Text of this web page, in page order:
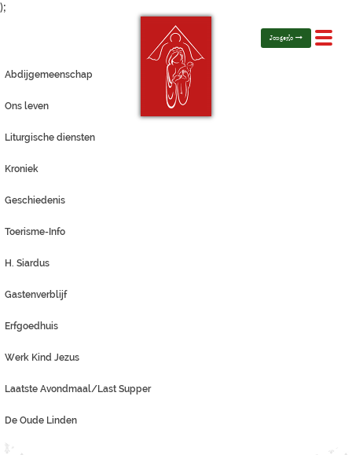
);
Toggle
Jongerlo
Abdijgemeenschap
Ons leven
Liturgische diensten
Kroniek
Geschiedenis
Toerisme-Info
H. Siardus
Gastenverblijf
Erfgoedhuis
Werk Kind Jezus
Laatste Avondmaal/Last Supper
De Oude Linden